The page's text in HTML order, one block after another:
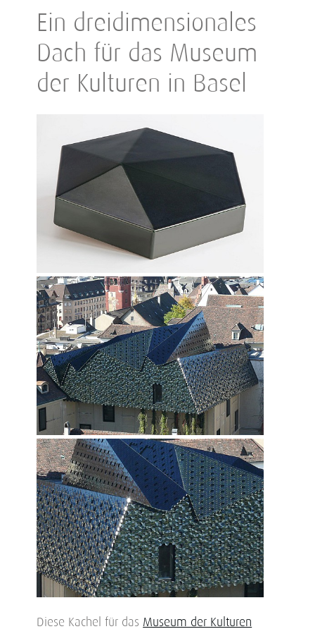
Ein dreidimensionales
Dach für das Museum
der Kulturen in Basel
Diese Kachel für das Museum der Kulturen